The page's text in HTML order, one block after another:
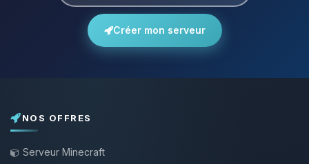
Créer mon serveur
NOS OFFRES
Serveur Minecraft